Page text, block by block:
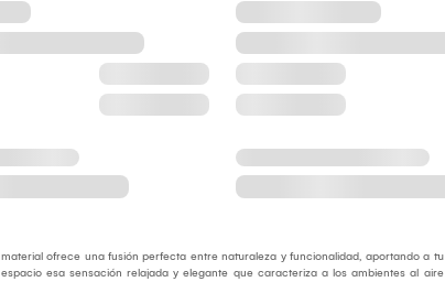
material ofrece una fusión perfecta entre naturaleza y funcionalidad, aportando a tu
espacio esa sensación relajada y elegante que caracteriza a los ambientes al aire